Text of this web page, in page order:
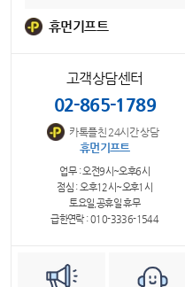
휴먼기프트
고객상담센터
02-865-1789
카톡플친 24시간 상담
휴먼기프트
업무 : 오전9시~오후6시
점심 : 오후12시~오후1시
토요일,공휴일 휴무
급한연락 : 010-3336-1544